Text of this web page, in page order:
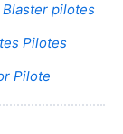
pilotes
Pilotes
Pilote